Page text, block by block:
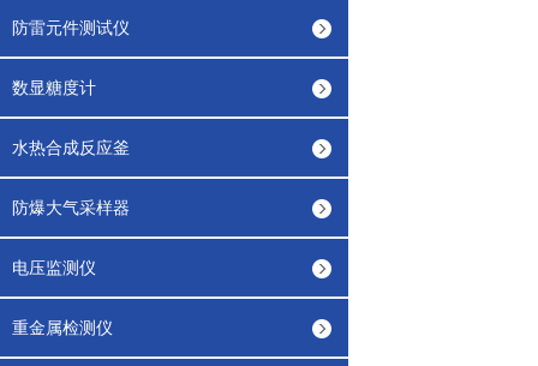
防雷元件测试仪
数显糖度计
水热合成反应釜
防爆大气采样器
电压监测仪
重金属检测仪